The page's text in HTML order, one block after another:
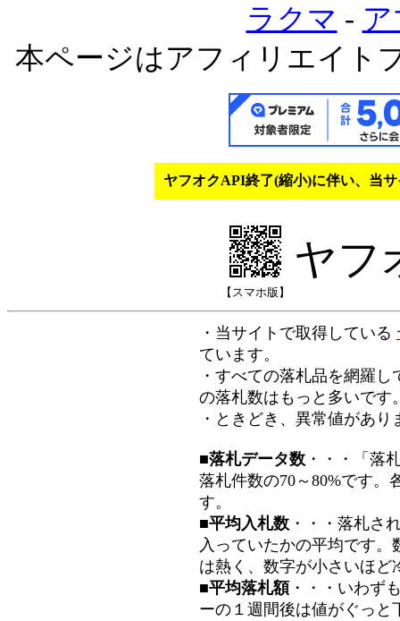
ラクマ -
本ページはアフィリエイト
ヤフオクAPI終了(縮小)に伴い、当
【スマホ版】
ヤフ
・当サイトで取得している
ています。
・すべての落札品を網羅
の落札数はもっと多いです
・ときどき、異常値があ
■落札データ数 ・・・「落
落札件数の70～80%です。
す。
■平均入札数 ・・・落札さ
入っていたかの平均です
は熱く、数字が小さいほど
■平均落札額 ・・・いわず
ーの１週間後は値がぐっと